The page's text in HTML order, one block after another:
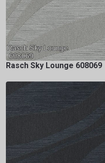
Rasch Sky Lounge 608069